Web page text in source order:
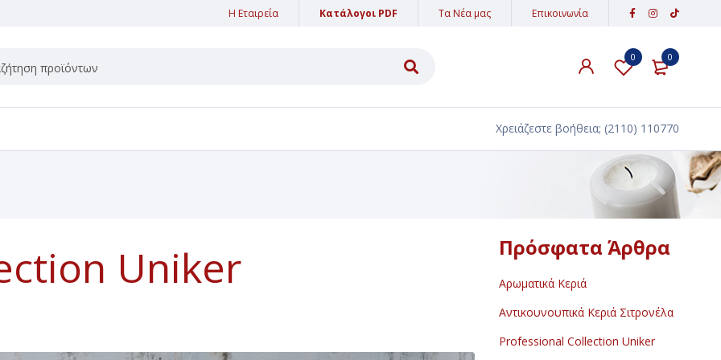
ΣΠΡΕΥ
ΦΑΚΕΛΑΚΙΑ
ΠΡΟΣΩΠΙΚΗ ΥΓΙΕΙΝΗ
ΑΜΜΟΣ - ΠΕΤΡΕΣ
ΥΦΑΣΜΑΤΑ-ΚΟΡΔΕΛΕΣ-ΚΟΡΔΟΝΙΑ
ΚΟΡΔΟΝΙΑ
ΕΙΔΗ ΠΑΡΤΥ
PARTY POPPER
Η Εταιρεία Κατάλογοι PDF Τα Νέα μας Επικοινωνία
0
0
Χρειάζεστε βοήθεια; (2110) 110770
Uniker Πρόσφατα Άρθρα
Αρωματικά Κεριά
Αντικουνουπικά Κεριά Σιτρονέλα
Professional Collection Uniker